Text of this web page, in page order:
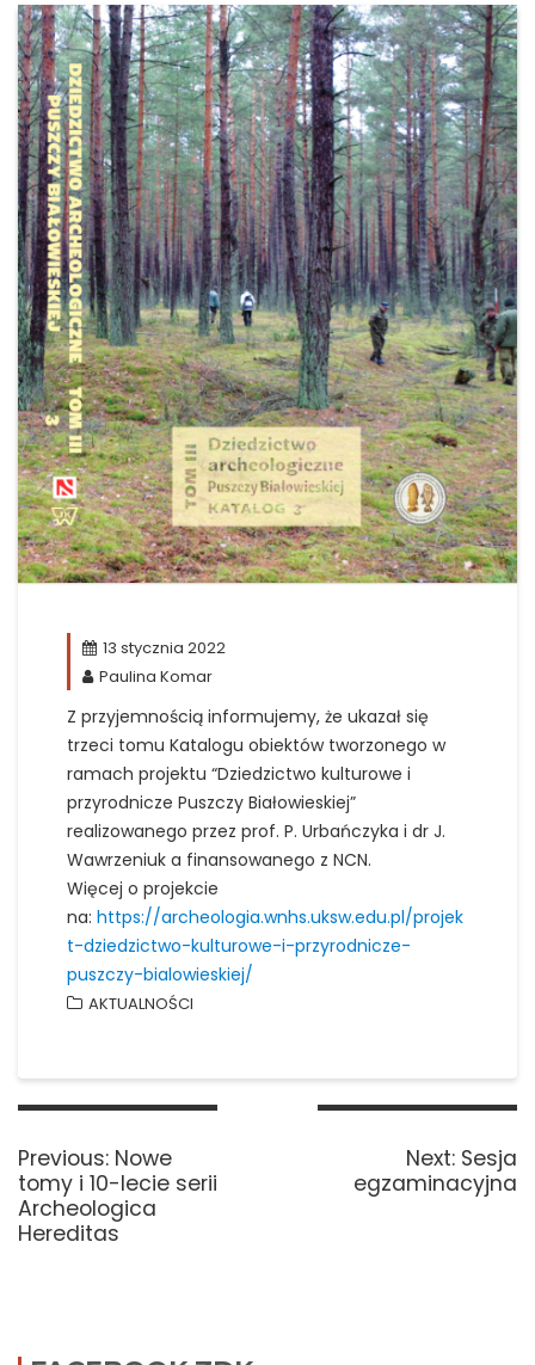
13 stycznia 2022
Paulina Komar
Z przyjemnością informujemy, że ukazał się
trzeci tomu Katalogu obiektów tworzonego w
ramach projektu “Dziedzictwo kulturowe i
przyrodnicze Puszczy Białowieskiej”
realizowanego przez prof. P. Urbańczyka i dr J.
Wawrzeniuk a finansowanego z NCN.
Więcej o projekcie
na: https://archeologia.wnhs.uksw.edu.pl/projek
t-dziedzictwo-kulturowe-i-przyrodnicze-
puszczy-bialowieskiej/
AKTUALNOŚCI
Nawigacja
Previous: Previous
post:
Nowe
tomy i 10-lecie serii
Archeologica
Hereditas
Next: Next
post:
Sesja
egzaminacyjna